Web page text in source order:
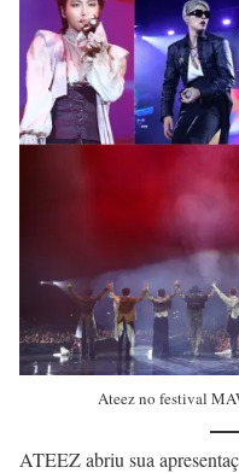
Ateez no festival
ATEEZ abriu sua